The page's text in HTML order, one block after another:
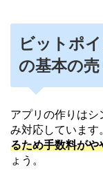
ビットポ
の基本の売
アプリの作りは
み対応しています
るため手数料がや
ょう。